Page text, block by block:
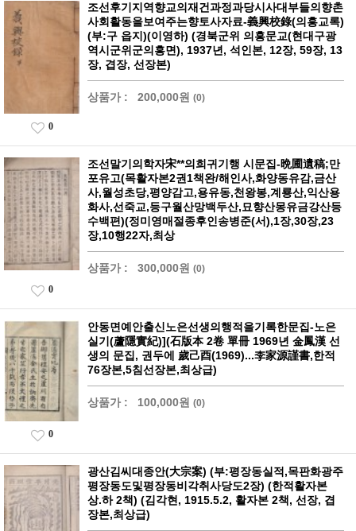
조선후기지역향교의재건과정과당시사대부들의향촌
사회활동을보여주는향토사자료-義興校錄(의흥교록)
(부:구 읍지)(이영하) (경북군위 의흥문교(현대구광
역시군위군의흥면), 1937년, 석인본, 12장, 59장, 13
장, 겹장, 선장본)
상품가 : 200,000원 (0)
0
조선말기의학자宋**의희귀기행 시문집-晩圃遺稿;만
포유고(목활자본2권1책완/해인사,화양동유감,금산
사,월성초당,평양감고,용유동,천왕봉,계룡산,익산용
화사,선죽교,등구월산망백두산,묘향산몽유금강산등
수백편)(정미영매절종후인송병준(서),1장,30장,23
장,10행22자,최상
상품가 : 300,000원 (0)
0
안동면예안출신노은선생의행적을기록한문집-노은
실기(蘆隱實紀)](石版本 2卷 單冊 1969년 金鳳漢 선
생의 문집, 권두에 歲己酉(1969)...李家源謹書,한적
76장본,5침선장본,최상급)
상품가 : 100,000원 (0)
0
광산김씨대종안(大宗案) (부:평장동실적,목판화광주
평장동도및평장동비각취사당도2장) (한적활자본
상.하 2책) (김각현, 1915.5.2, 활자본 2책, 선장, 겹
장본,최상급)